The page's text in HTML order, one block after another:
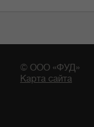
© ООО «ФУД»
Карта сайта